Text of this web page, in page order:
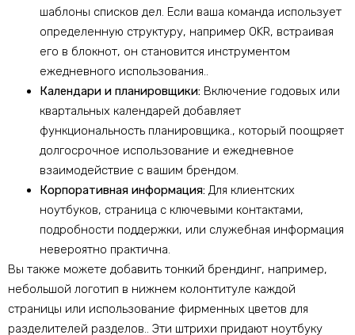
шаблоны списков дел. Если ваша команда использует
определенную структуру, например OKR, встраивая
его в блокнот, он становится инструментом
ежедневного использования..
Календари и планировщики: Включение годовых или
квартальных календарей добавляет
функциональность планировщика., который поощряет
долгосрочное использование и ежедневное
взаимодействие с вашим брендом.
Корпоративная информация: Для клиентских
ноутбуков, страница с ключевыми контактами,
подробности поддержки, или служебная информация
невероятно практична.
Вы также можете добавить тонкий брендинг, например,
небольшой логотип в нижнем колонтитуле каждой
страницы или использование фирменных цветов для
разделителей разделов.. Эти штрихи придают ноутбуку